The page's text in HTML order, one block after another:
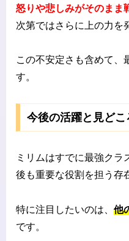
怒りや悲しみがそのまま
次第ではさらに上の力を
この不安定さも含めて、
す。
今後の活躍と見どこ
ミリムはすでに最強クラ
後も重要な役割を担う存
特に注目したいのは、 他
です。